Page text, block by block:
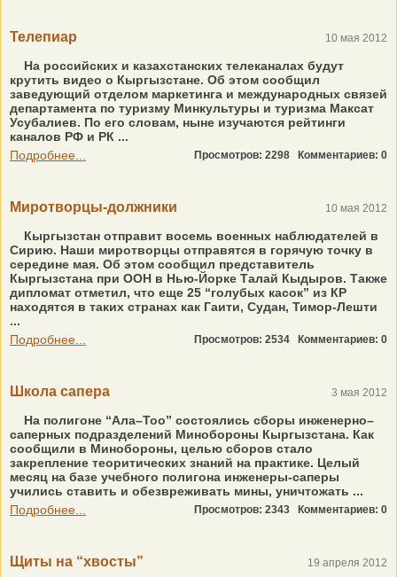
Телепиар 10 мая 2012
На российских и казахстанских телеканалах будут
крутить видео о Кыргызстане. Об этом сообщил
заведующий отделом маркетинга и международных связей
департамента по туризму Минкультуры и туризма Максат
Усубалиев. По его словам, ныне изучаются рейтинги
каналов РФ и РК ...
Подробнее...
Просмотров: 2298 Комментариев: 0
Миротворцы-должники 10 мая 2012
Кыргызстан отправит восемь военных наблюдателей в
Сирию. Наши миротворцы отправятся в горячую точку в
середине мая. Об этом сообщил представитель
Кыргызстана при ООН в Нью-Йорке Талай Кыдыров. Также
дипломат отметил, что еще 25 “голубых касок” из КР
находятся в таких странах как Гаити, Судан, Тимор-Лешти
...
Подробнее...
Просмотров: 2534 Комментариев: 0
Школа сапера 3 мая 2012
На полигоне “Ала–Тоо” состоялись сборы инженерно–
саперных подразделений Минобороны Кыргызстана. Как
сообщили в Мин­обороны, целью сборов стало
закрепление теоритических знаний на практике. Целый
месяц на базе учебного полигона инженеры-саперы
учились ставить и обезвреживать мины, уничтожать ...
Подробнее...
Просмотров: 2343 Комментариев: 0
Щиты на “хвосты” 19 апреля 2012